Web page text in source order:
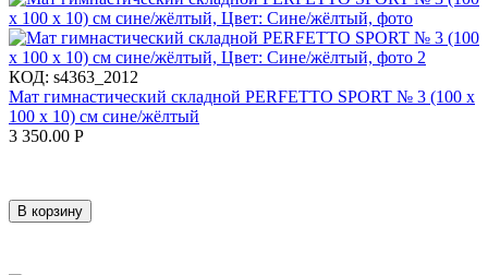
КОД: s4363_2012
Мат гимнастический складной PERFETTO SPORT № 3 (100 х
100 х 10) см сине/жёлтый
3 350.00 Р
В корзину